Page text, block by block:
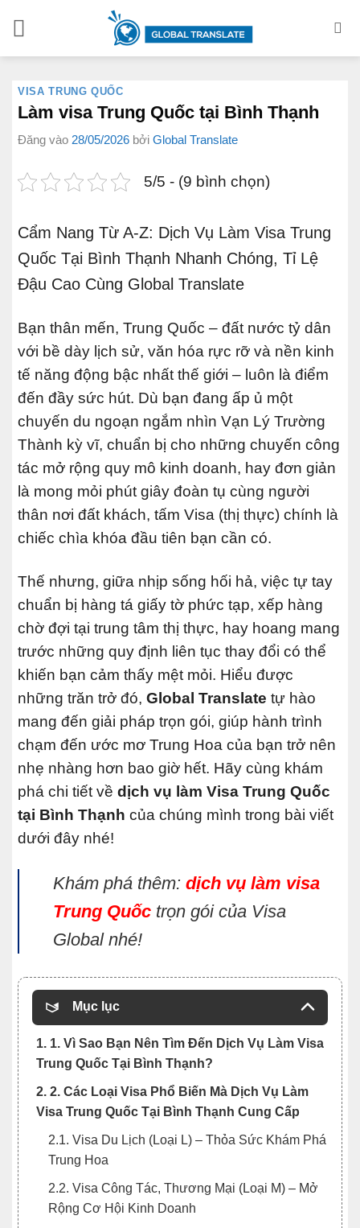
qua
nội
VISA TRUNG QUỐC
Làm visa Trung Quốc tại Bình Thạnh
Đăng vào 28/05/2026 bởi Global Translate
5/5 - (9 bình chọn)
Cẩm Nang Từ A-Z: Dịch Vụ Làm Visa Trung
Quốc Tại Bình Thạnh Nhanh Chóng, Tỉ Lệ
Đậu Cao Cùng Global Translate
Bạn thân mến, Trung Quốc – đất nước tỷ dân
với bề dày lịch sử, văn hóa rực rỡ và nền kinh
tế năng động bậc nhất thế giới – luôn là điểm
đến đầy sức hút. Dù bạn đang ấp ủ một
chuyến du ngoạn ngắm nhìn Vạn Lý Trường
Thành kỳ vĩ, chuẩn bị cho những chuyến công
tác mở rộng quy mô kinh doanh, hay đơn giản
là mong mỏi phút giây đoàn tụ cùng người
thân nơi đất khách, tấm Visa (thị thực) chính là
chiếc chìa khóa đầu tiên bạn cần có.
Thế nhưng, giữa nhịp sống hối hả, việc tự tay
chuẩn bị hàng tá giấy tờ phức tạp, xếp hàng
chờ đợi tại trung tâm thị thực, hay hoang mang
trước những quy định liên tục thay đổi có thể
khiến bạn cảm thấy mệt mỏi. Hiểu được
những trăn trở đó, Global Translate tự hào
mang đến giải pháp trọn gói, giúp hành trình
chạm đến ước mơ Trung Hoa của bạn trở nên
nhẹ nhàng hơn bao giờ hết. Hãy cùng khám
phá chi tiết về dịch vụ làm Visa Trung Quốc
tại Bình Thạnh của chúng mình trong bài viết
dưới đây nhé!
Khám phá thêm: dịch vụ làm visa
Trung Quốctrọn gói của Visa
Global nhé!
Mục lục
1. 1. Vì Sao Bạn Nên Tìm Đến Dịch Vụ Làm Visa
Trung Quốc Tại Bình Thạnh?
2. 2. Các Loại Visa Phổ Biến Mà Dịch Vụ Làm
Visa Trung Quốc Tại Bình Thạnh Cung Cấp
2.1. Visa Du Lịch (Loại L) – Thỏa Sức Khám Phá
Trung Hoa
2.2. Visa Công Tác, Thương Mại (Loại M) – Mở
Rộng Cơ Hội Kinh Doanh